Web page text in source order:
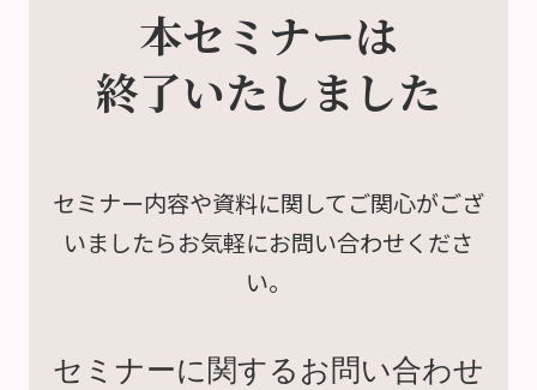
本セミナーは
終了いたしました
セミナー内容や資料に関してご関心がござ
いましたらお気軽にお問い合わせくださ
い。
セミナーに関するお問い合わせ